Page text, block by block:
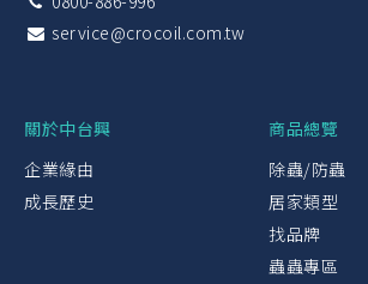
service@crocoil.com.tw
關於中台興
企業緣由
成長歷史
商品總覽
除蟲/防蟲
居家類型
找品牌
蟲蟲專區